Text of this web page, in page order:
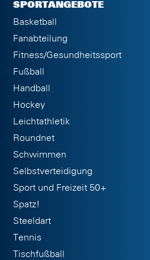
SPORTANGEBOTE
Basketball
Fanabteilung
Fitness/Gesundheitssport
Fußball
Handball
Hockey
Leichtathletik
Roundnet
Schwimmen
Selbstverteidigung
Sport und Freizeit 50+
Spatz!
Steeldart
Tennis
Tischfußball